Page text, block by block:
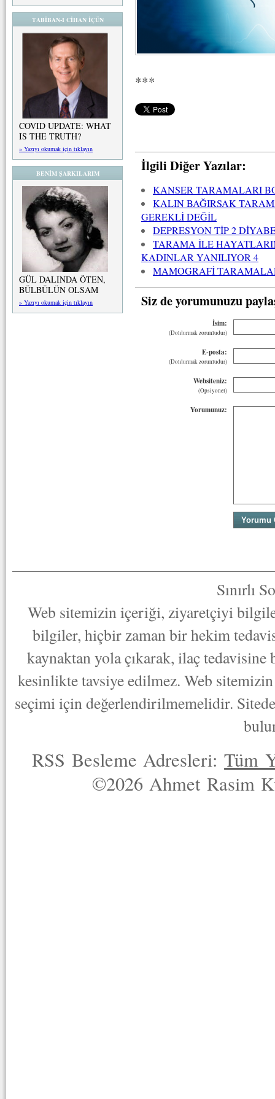
TABİBAN-I CİHAN İÇÜN
COVID UPDATE: WHAT
IS THE TRUTH?
» Yazıyı okumak için tıklayın
BENİM ŞARKILARIM
GÜL DALINDA ÖTEN,
BÜLBÜLÜN OLSAM
» Yazıyı okumak için tıklayın
***
İlgili Diğer Yazılar:
KANSER TARAMALARI
KALIN BAĞIRSAK
GEREKLİ DEĞİL
DEPRESYON TİP 2
TARAMA İLE
KADINLAR YANILIYOR 4
MAMOGRAFİ
Siz de yorumunuzu
İsim:
(Doldurmak zorunludur)
E-posta:
(Doldurmak zorunludur)
Websiteniz:
(Opsiyonel)
Yorumunuz:
Sınırlı
Web sitemizin içeriği, ziyaretçiyi
bilgiler, hiçbir zaman bir hekim
kaynaktan yola çıkarak, ilaç
kesinlikte tavsiye edilmez. Web
seçimi için değerlendirilmemelidir.
RSS Besleme Adresleri:Tüm
©2026 Ahmet Rasim